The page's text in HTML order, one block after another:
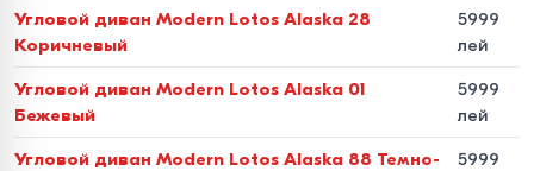
пенополиуретаном (ППУ).
Обивкаизносостойкая ткань (велюр, рогожка,
жаккард), стильная эко-кожа или элитная натуральная
кожа.
Угловой диван Modern Lotos Alaska 28
Коричневый
5999
лей
Угловой диван Modern Lotos Alaska 01
Бежевый
5999
лей
Угловой диван Modern Lotos Alaska 88 Темно-
5999